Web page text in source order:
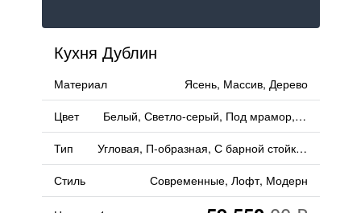
Кухня Дублин
Материал
Ясень, Массив, Дерево
Цвет
Белый, Светло-серый, Под мрамор, Серый
Тип
Угловая, П-образная, С барной стойкой, С островом
Стиль
Современные, Лофт, Модерн